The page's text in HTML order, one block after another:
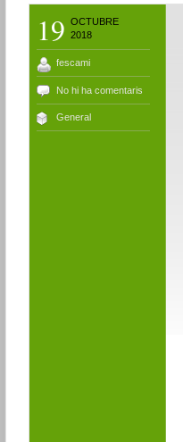
19 OCTUBRE
2018
fescami
No hi ha comentaris
General